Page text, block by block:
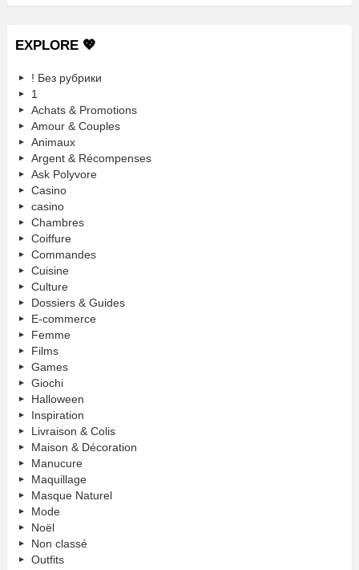
EXPLORE 💖
! Без рубрики
1
Achats & Promotions
Amour & Couples
Animaux
Argent & Récompenses
Ask Polyvore
Casino
casino
Chambres
Coiffure
Commandes
Cuisine
Culture
Dossiers & Guides
E-commerce
Femme
Films
Games
Giochi
Halloween
Inspiration
Livraison & Colis
Maison & Décoration
Manucure
Maquillage
Masque Naturel
Mode
Noël
Non classé
Outfits